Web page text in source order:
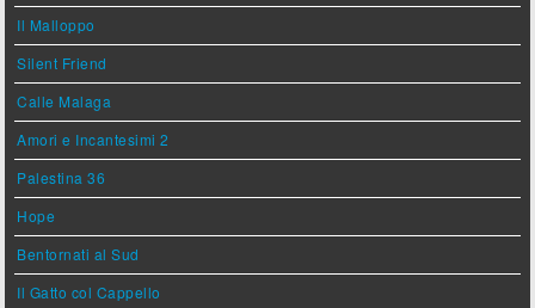
Il Malloppo
Silent Friend
Calle Malaga
Amori e Incantesimi 2
Palestina 36
Hope
Bentornati al Sud
Il Gatto col Cappello